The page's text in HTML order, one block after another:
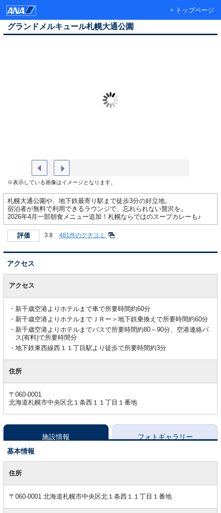
トップページ
グランドメルキュール札幌大通公園
※表示している画像はイメージとなります。
札幌大通公園や、地下鉄最寄り駅まで徒歩3分の好立地。
宿泊者が無料で利用できるラウンジで、忘れられない贅沢を。
2026年4月一部朝食メニュー追加！札幌ならではのスープカレーも♪
評価 3.8 481件のクチコミ
アクセス
アクセス
新千歳空港よりホテルまで車で所要時間約60分
新千歳空港よりホテルまでＪＲー＞地下鉄乗換えで所要時間約60分
新千歳空港よりホテルまでバスで所要時間約80～90分、空港連絡バ
ス(有料)で所要時間分
地下鉄東西線西１１丁目駅より徒歩で所要時間約3分
住所
〒060-0001
北海道札幌市中央区北１条西１１丁目１番地
施設情報
フォトギャラリー
基本情報
本住所
〒060-0001 北海道札幌市中央区北１条西１１丁目１番地